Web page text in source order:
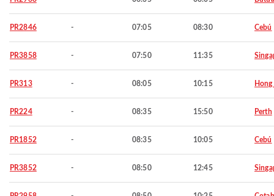
PR2846 - 07:05 08:30 Cebú
PR3858 - 07:50 11:35
PR313 - 08:05 10:15
PR224 - 08:35 15:50 Perth
PR1852 - 08:35 10:05 Cebú
PR3852 - 08:50 12:45